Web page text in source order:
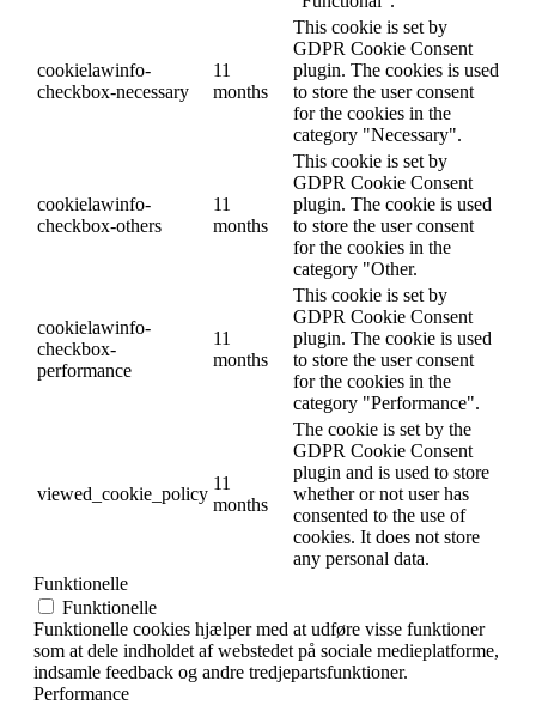
cookielawinfo-
checkbox-necessary
11
months
This cookie is set by
GDPR Cookie Consent
plugin. The cookies is used
to store the user consent
for the cookies in the
category "Necessary".
cookielawinfo-
checkbox-others
11
months
This cookie is set by
GDPR Cookie Consent
plugin. The cookie is used
to store the user consent
for the cookies in the
category "Other.
cookielawinfo-
checkbox-
performance
11
months
This cookie is set by
GDPR Cookie Consent
plugin. The cookie is used
to store the user consent
for the cookies in the
category "Performance".
viewed_cookie_policy
11
months
The cookie is set by the
GDPR Cookie Consent
plugin and is used to store
whether or not user has
consented to the use of
cookies. It does not store
any personal data.
Funktionelle
Funktionelle
Funktionelle cookies hjælper med at udføre visse funktioner
som at dele indholdet af webstedet på sociale medieplatforme,
indsamle feedback og andre tredjepartsfunktioner.
Performance